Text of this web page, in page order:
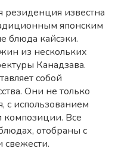
резиденция известна
японским
блюда кайсэки.
из нескольких
Канадзава.
собой
Они не только
с использованием
композиции. Все
отобраны с
свежести.